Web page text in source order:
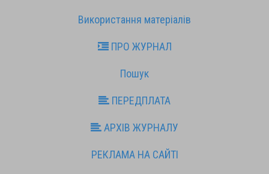
Використання матеріалів
ПРО ЖУРНАЛ
Пошук
ПЕРЕДПЛАТА
АРХІВ ЖУРНАЛУ
РЕКЛАМА НА САЙТІ